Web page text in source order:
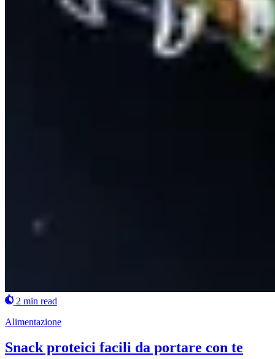
2 min read
Alimentazione
Snack proteici facili da portare con te